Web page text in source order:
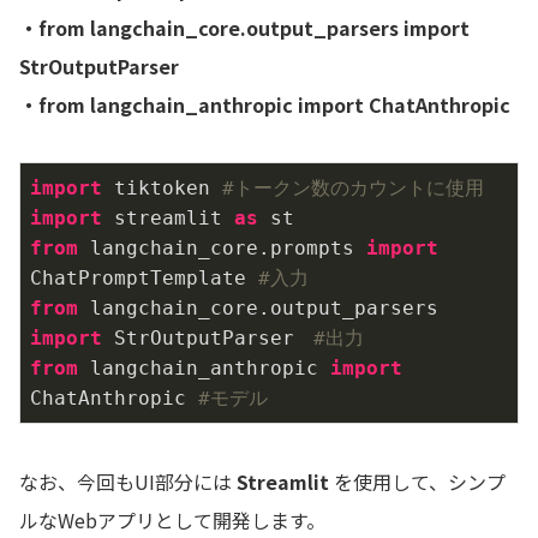
・from langchain_core.output_parsers import
StrOutputParser
・from langchain_anthropic import ChatAnthropic
import tiktoken #トークン数のカウントに使用
import streamlit as
from langchain_core.prompts import
ChatPromptTemplate #入力
from
import StrOutputParser #出力
from langchain_anthropic import
ChatAnthropic #モデル
なお、今回もUI部分には Streamlit を使用して、シンプ
ルなWebアプリとして開発します。